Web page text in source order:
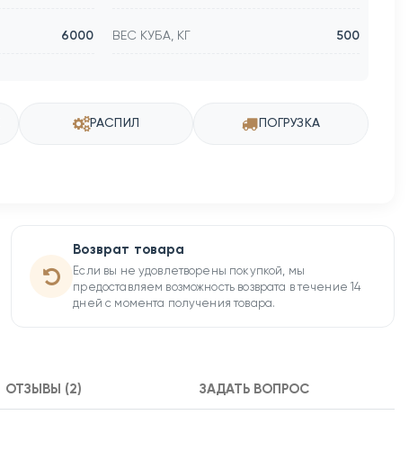
6000 ВЕС КУБА, КГ 500
РАСПИЛ ПОГРУЗКА
Возврат товара
Если вы не удовлетворены покупкой, мы
предоставляем возможность возврата в течение 14
дней с момента получения товара.
ОТЗЫВЫ (2) ЗАДАТЬ ВОПРОС